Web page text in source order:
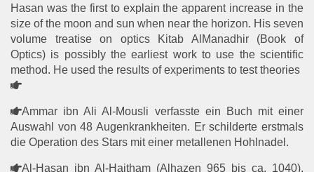
Hasan was the first to explain the apparent increase in the
size of the moon and sun when near the horizon. His seven
volume treatise on optics Kitab AlManadhir (Book of
Optics) is possibly the earliest work to use the scientific
method. He used the results of experiments to test theories
Ammar ibn Ali Al-Mousli verfasste ein Buch mit einer
Auswahl von 48 Augenkrankheiten. Er schilderte erstmals
die Operation des Stars mit einer metallenen Hohlnadel.
Al-Hasan ibn Al-Haitham (Alhazen 965 bis ca. 1040),